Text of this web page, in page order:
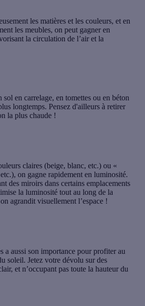
les matières et les couleurs, et en
les meubles, on peut gagner en
la circulation de l’air et la
sol en carrelage, en tomettes ou en béton
longtemps. Pensez d'ailleurs à retirer
la plus chaude !
claires (beige, blanc, etc.) ou «
on gagne rapidement en luminosité.
des miroirs dans certains emplacements
la luminosité tout au long de la
agrandit visuellement l’espace !
a aussi son importance pour profiter au
soleil. Jetez votre dévolu sur des
et n’occupant pas toute la hauteur du